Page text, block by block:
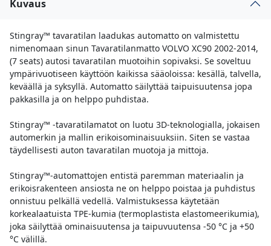
Kuvaus
Stingray™ tavaratilan laadukas automatto on valmistettu
nimenomaan sinun Tavaratilanmatto VOLVO XC90 2002-2014,
(7 seats) autosi tavaratilan muotoihin sopivaksi. Se soveltuu
ympärivuotiseen käyttöön kaikissa sääoloissa: kesällä, talvella,
keväällä ja syksyllä. Automatto säilyttää taipuisuutensa jopa
pakkasilla ja on helppo puhdistaa.
Stingray™ -tavaratilamatot on luotu 3D-teknologialla, jokaisen
automerkin ja mallin erikoisominaisuuksiin. Siten se vastaa
täydellisesti auton tavaratilan muotoja ja mittoja.
Stingray™-automattojen entistä paremman materiaalin ja
erikoisrakenteen ansiosta ne on helppo poistaa ja puhdistus
onnistuu pelkällä vedellä. Valmistuksessa käytetään
korkealaatuista TPE-kumia (termoplastista elastomeerikumia),
joka säilyttää ominaisuutensa ja taipuvuutensa -50 °C ja +50
°C välillä.